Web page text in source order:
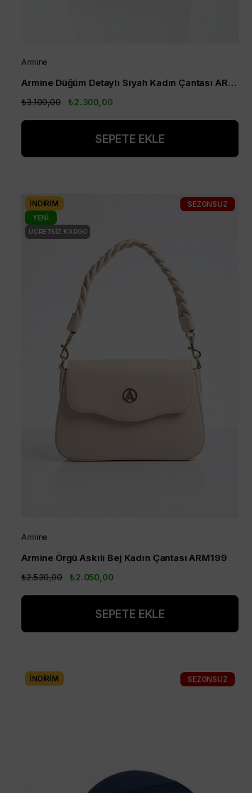
Armine
Armine Düğüm Detaylı Siyah Kadın Çantası ARM204
₺2.300,00
₺3.100,00
SEPETE EKLE
Armine
Armine Örgü Askılı Bej Kadın Çantası ARM199
₺2.050,00
₺2.530,00
SEPETE EKLE
İNDIRIM
YENI
ÜRÜN
ÜCRETSIZ KARGO
SEZONSUZ
İNDIRIM SEZONSUZ